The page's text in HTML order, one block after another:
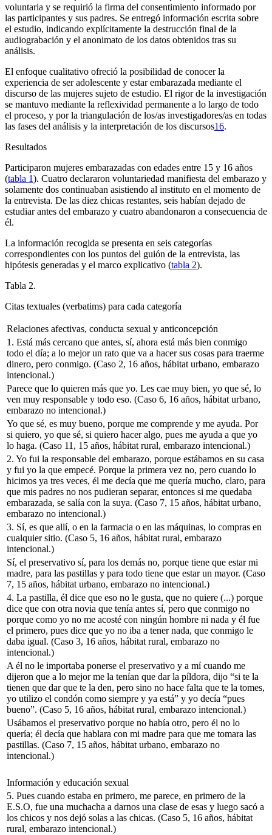
voluntaria y se requirió la firma del consentimiento informado por
las participantes y sus padres. Se entregó información escrita sobre
el estudio, indicando explícitamente la destrucción final de la
audiograbación y el anonimato de los datos obtenidos tras su
análisis.
El enfoque cualitativo ofreció la posibilidad de conocer la
experiencia de ser adolescente y estar embarazada mediante el
discurso de las mujeres sujeto de estudio. El rigor de la investigación
se mantuvo mediante la reflexividad permanente a lo largo de todo
el proceso, y por la triangulación de los/as investigadores/as en todas
las fases del análisis y la interpretación de los discursos16.
Resultados
Participaron mujeres embarazadas con edades entre 15 y 16 años
(tabla 1). Cuatro declararon voluntariedad manifiesta del embarazo y
solamente dos continuaban asistiendo al instituto en el momento de
la entrevista. De las diez chicas restantes, seis habían dejado de
estudiar antes del embarazo y cuatro abandonaron a consecuencia de
él.
La información recogida se presenta en seis categorías
correspondientes con los puntos del guión de la entrevista, las
hipótesis generadas y el marco explicativo (tabla 2).
Tabla 2.
Citas textuales (verbatims) para cada categoría
Relaciones afectivas, conducta sexual y anticoncepción
1. Está más cercano que antes, sí, ahora está más bien conmigo
todo el día; a lo mejor un rato que va a hacer sus cosas para traerme
dinero, pero conmigo. (Caso 2, 16 años, hábitat urbano, embarazo
intencional.)
Parece que lo quieren más que yo. Les cae muy bien, yo que sé, lo
ven muy responsable y todo eso. (Caso 6, 16 años, hábitat urbano,
embarazo no intencional.)
Yo que sé, es muy bueno, porque me comprende y me ayuda. Por
si quiero, yo que sé, si quiero hacer algo, pues me ayuda a que yo
lo haga. (Caso 11, 15 años, hábitat rural, embarazo intencional.)
2. Yo fui la responsable del embarazo, porque estábamos en su casa
y fui yo la que empecé. Porque la primera vez no, pero cuando lo
hicimos ya tres veces, él me decía que me quería mucho, claro, para
que mis padres no nos pudieran separar, entonces si me quedaba
embarazada, se salía con la suya. (Caso 7, 15 años, hábitat urbano,
embarazo no intencional.)
3. Sí, es que allí, o en la farmacia o en las máquinas, lo compras en
cualquier sitio. (Caso 5, 16 años, hábitat rural, embarazo
intencional.)
Sí, el preservativo sí, para los demás no, porque tiene que estar mi
madre, para las pastillas y para todo tiene que estar un mayor. (Caso
7, 15 años, hábitat urbano, embarazo no intencional.)
4. La pastilla, él dice que eso no le gusta, que no quiere (...) porque
dice que con otra novia que tenía antes sí, pero que conmigo no
porque como yo no me acosté con ningún hombre ni nada y él fue
el primero, pues dice que yo no iba a tener nada, que conmigo le
daba igual. (Caso 3, 16 años, hábitat rural, embarazo no
intencional.)
A él no le importaba ponerse el preservativo y a mí cuando me
dijeron que a lo mejor me la tenían que dar la píldora, dijo “si te la
tienen que dar que te la den, pero sino no hace falta que te la tomes,
yo utilizo el condón como siempre y ya está” y yo decía “pues
bueno”. (Caso 5, 16 años, hábitat rural, embarazo intencional.)
Usábamos el preservativo porque no había otro, pero él no lo
quería; él decía que hablara con mi madre para que me tomara las
pastillas. (Caso 7, 15 años, hábitat urbano, embarazo no
intencional.)
Información y educación sexual
5. Pues cuando estaba en primero, me parece, en primero de la
E.S.O, fue una muchacha a darnos una clase de esas y luego sacó a
los chicos y nos dejó solas a las chicas. (Caso 5, 16 años, hábitat
rural, embarazo intencional.)